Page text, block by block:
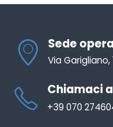
Sede
Via Garigliano,
Chiamaci
+39 070